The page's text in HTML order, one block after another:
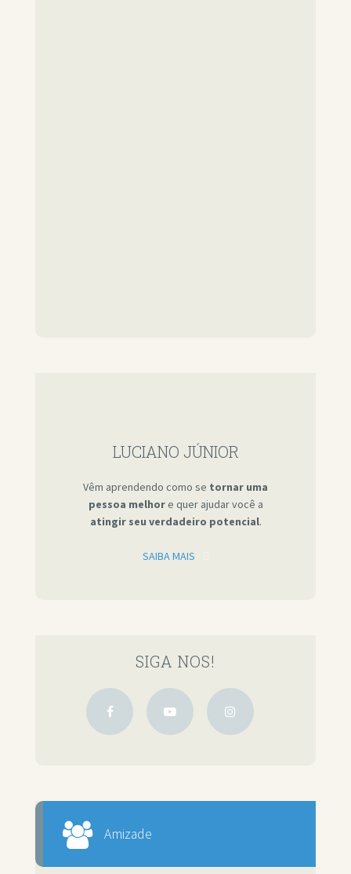
LUCIANO JÚNIOR
Vêm aprendendo como se tornar uma
pessoa melhore quer ajudar você a
atingir seu verdadeiro potencial.
SAIBA MAIS
SIGA NOS!
Amizade